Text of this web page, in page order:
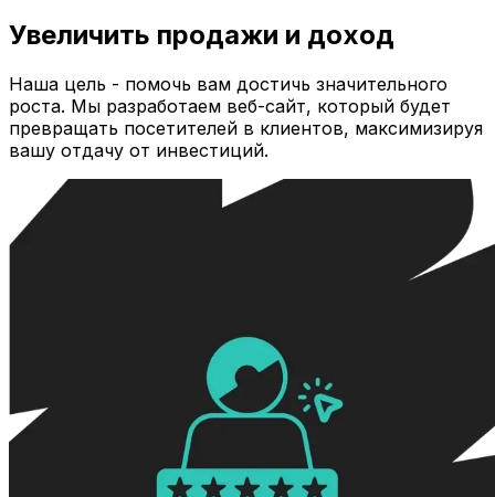
Увеличить продажи и доход
Наша цель - помочь вам достичь значительного
роста. Мы разработаем веб-сайт, который будет
превращать посетителей в клиентов, максимизируя
вашу отдачу от инвестиций.